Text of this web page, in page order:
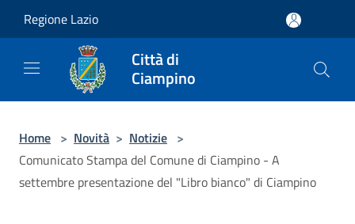
Regione Lazio
Città di
Ciampino
Home > Novità > Notizie >
Comunicato Stampa del Comune di Ciampino - A
settembre presentazione del "Libro bianco" di Ciampino